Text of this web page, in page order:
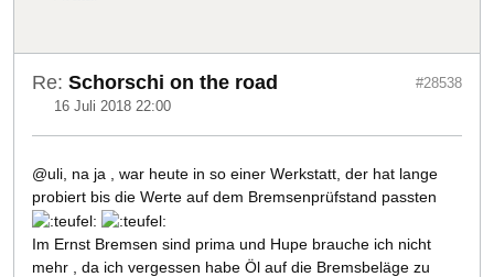
Re: Schorschi on the road
16 Juli 2018 22:00
#28538
@uli, na ja , war heute in so einer Werkstatt, der hat lange
probiert bis die Werte auf dem Bremsenprüfstand passten
Im Ernst Bremsen sind prima und Hupe brauche ich nicht
mehr , da ich vergessen habe Öl auf die Bremsbeläge zu